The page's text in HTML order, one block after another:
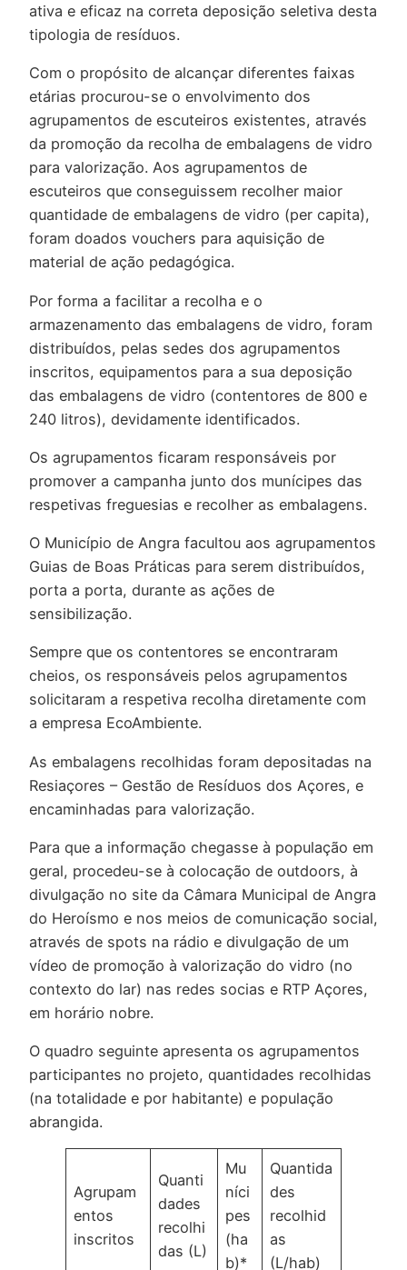
ativa e eficaz na correta deposição seletiva desta
tipologia de resíduos.
Com o propósito de alcançar diferentes faixas
etárias procurou-se o envolvimento dos
agrupamentos de escuteiros existentes, através
da promoção da recolha de embalagens de vidro
para valorização. Aos agrupamentos de
escuteiros que conseguissem recolher maior
quantidade de embalagens de vidro (per capita),
foram doados vouchers para aquisição de
material de ação pedagógica.
Por forma a facilitar a recolha e o
armazenamento das embalagens de vidro, foram
distribuídos, pelas sedes dos agrupamentos
inscritos, equipamentos para a sua deposição
das embalagens de vidro (contentores de 800 e
240 litros), devidamente identificados.
Os agrupamentos ficaram responsáveis por
promover a campanha junto dos munícipes das
respetivas freguesias e recolher as embalagens.
O Município de Angra facultou aos agrupamentos
Guias de Boas Práticas para serem distribuídos,
porta a porta, durante as ações de
sensibilização.
Sempre que os contentores se encontraram
cheios, os responsáveis pelos agrupamentos
solicitaram a respetiva recolha diretamente com
a empresa EcoAmbiente.
As embalagens recolhidas foram depositadas na
Resiaçores – Gestão de Resíduos dos Açores, e
encaminhadas para valorização.
Para que a informação chegasse à população em
geral, procedeu-se à colocação de outdoors, à
divulgação no site da Câmara Municipal de Angra
do Heroísmo e nos meios de comunicação social,
através de spots na rádio e divulgação de um
vídeo de promoção à valorização do vidro (no
contexto do lar) nas redes socias e RTP Açores,
em horário nobre.
O quadro seguinte apresenta os agrupamentos
participantes no projeto, quantidades recolhidas
(na totalidade e por habitante) e população
abrangida.
Agrupam
entos
inscritos
Quanti
dades
recolhi
das (L)
Mu
níci
pes
(ha
b)*
Quantida
des
recolhid
as
(L/hab)